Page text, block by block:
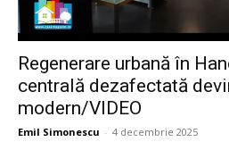
Regenerare urbană în
centrală dezafectată
modern/VIDEO
Emil Simonescu - 4 decembrie 2025